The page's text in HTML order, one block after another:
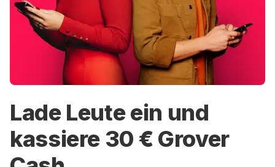
Lade Leute ein und
kassiere 30 € Grover